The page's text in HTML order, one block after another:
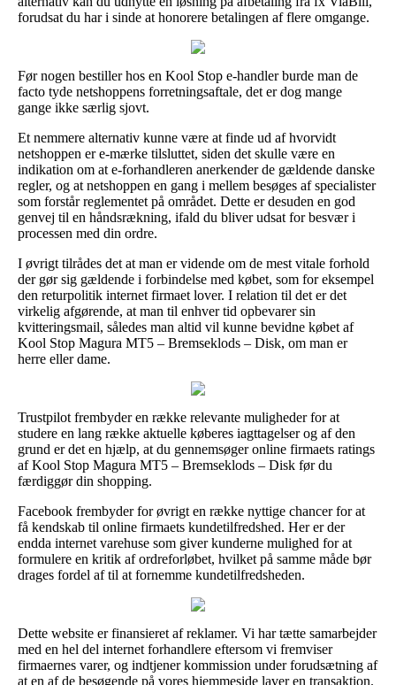
forudsat du har i sinde at honorere betalingen af flere omgange.
Før nogen bestiller hos en Kool Stop e-handler burde man de
facto tyde netshoppens forretningsaftale, det er dog mange
gange ikke særlig sjovt.
Et nemmere alternativ kunne være at finde ud af hvorvidt
netshoppen er e-mærke tilsluttet, siden det skulle være en
indikation om at e-forhandleren anerkender de gældende danske
regler, og at netshoppen en gang i mellem besøges af specialister
som forstår reglementet på området. Dette er desuden en god
genvej til en håndsrækning, ifald du bliver udsat for besvær i
processen med din ordre.
I øvrigt tilrådes det at man er vidende om de mest vitale forhold
der gør sig gældende i forbindelse med købet, som for eksempel
den returpolitik internet firmaet lover. I relation til det er det
virkelig afgørende, at man til enhver tid opbevarer sin
kvitteringsmail, således man altid vil kunne bevidne købet af
Kool Stop Magura MT5 – Bremseklods – Disk, om man er
herre eller dame.
Trustpilot frembyder en række relevante muligheder for at
studere en lang række aktuelle køberes iagttagelser og af den
grund er det en hjælp, at du gennemsøger online firmaets ratings
af Kool Stop Magura MT5 – Bremseklods – Disk før du
færdiggør din shopping.
Facebook frembyder for øvrigt en række nyttige chancer for at
få kendskab til online firmaets kundetilfredshed. Her er der
endda internet varehuse som giver kunderne mulighed for at
formulere en kritik af ordreforløbet, hvilket på samme måde bør
drages fordel af til at fornemme kundetilfredsheden.
Dette website er finansieret af reklamer. Vi har tætte samarbejder
med en hel del internet forhandlere eftersom vi fremviser
firmaernes varer, og indtjener kommission under forudsætning af
at en af de besøgende på vores hjemmeside laver en transaktion.